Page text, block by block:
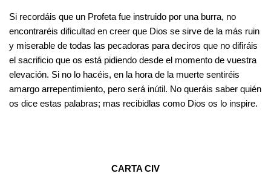
Si recordáis que un Profeta fue instruido por una burra, no
encontraréis dificultad en creer que Dios se sirve de la más ruin
y miserable de todas las pecadoras para deciros que no difiráis
el sacrificio que os está pidiendo desde el momento de vuestra
elevación. Si no lo hacéis, en la hora de la muerte sentiréis
amargo arrepentimiento, pero será inútil. No queráis saber quién
os dice estas palabras; mas recibidlas como Dios os lo inspire.
CARTA CIV